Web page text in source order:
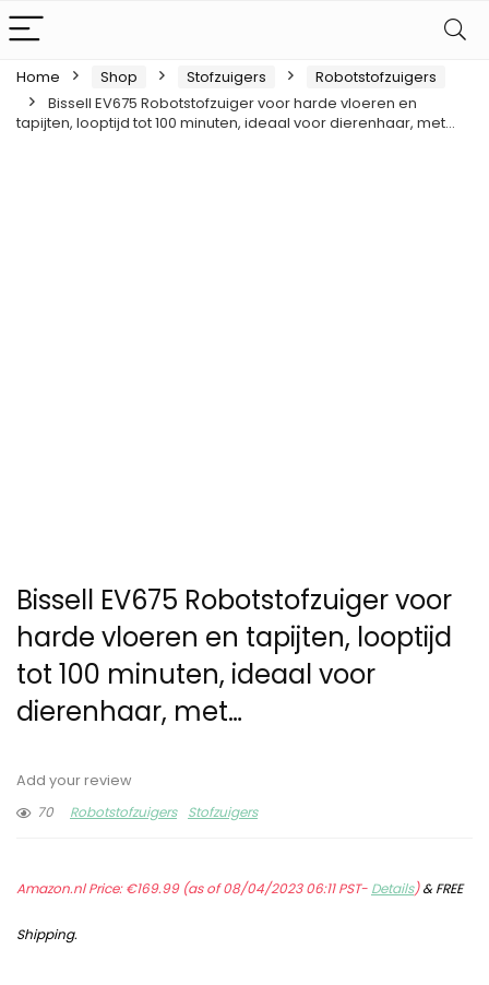
Home Shop Stofzuigers
Robotstofzuigers
Bissell EV675 Robotstofzuiger voor harde vloeren en
tapijten, looptijd tot 100 minuten, ideaal voor dierenhaar, met…
Bissell EV675 Robotstofzuiger voor
harde vloeren en tapijten, looptijd
tot 100 minuten, ideaal voor
dierenhaar, met…
Add your review
70
Robotstofzuigers Stofzuigers
Amazon.nl Price:€169.99(as of 08/04/2023 06:11 PST- Details)&FREE
Shipping.